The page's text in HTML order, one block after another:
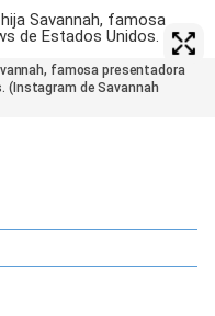
famosa presentadora
(Instagram de Savannah